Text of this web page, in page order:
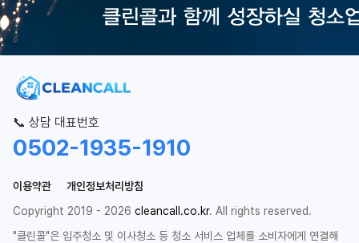
📞 상담 대표번호
0502-1935-1910
이용약관
개인정보처리방침
Copyright 2019 - 2026 cleancall.co.kr. All rights reserved.
"클린콜"은 입주청소 및 이사청소 등 청소 서비스 업체를 소비자에게 연결해